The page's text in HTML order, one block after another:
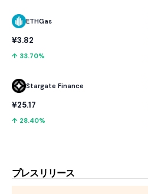
ETHGas
¥3.82
↑ 33.70%
Stargate Finance
¥25.17
↑ 28.40%
プレスリリース